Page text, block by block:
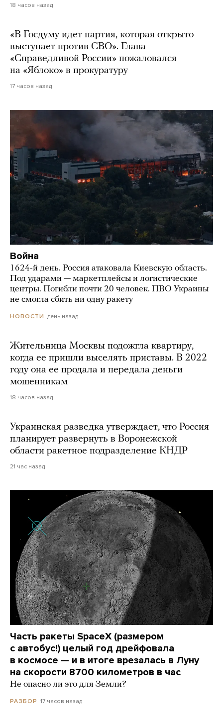
18 часов назад
«В Госдуму идет партия, которая открыто
выступает против СВО». Глава
«Справедливой России» пожаловался
на «Яблоко» в прокуратуру
17 часов назад
Война
1624-й день. Россия атаковала Киевскую область.
Под ударами — маркетплейсы и логистические
центры. Погибли почти 20 человек. ПВО Украины
не смогла сбить ни одну ракету
НОВОСТИ день назад
Жительница Москвы подожгла квартиру,
когда ее пришли выселять приставы. В 2022
году она ее продала и передала деньги
мошенникам
18 часов назад
Украинская разведка утверждает, что Россия
планирует развернуть в Воронежской
области ракетное подразделение КНДР
21 час назад
Часть ракеты SpaceX (размером
с автобус!) целый год дрейфовала
в космосе — и в итоге врезалась в Луну
на скорости 8700 километров в час
Не опасно ли это для Земли?
РАЗБОР 17 часов назад